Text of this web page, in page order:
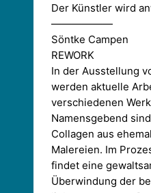
Der Künstler wird
——————
Söntke Campen
REWORK
In der Ausstellung
werden aktuelle
verschiedenen
Namensgebend
Collagen aus
Malereien. Im
findet eine
Überwindung der